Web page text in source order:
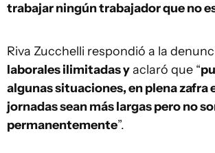
trabajar ningún trabajador que no
Riva Zucchelli respondió a la
laborales ilimitadas yaclaró que “
algunas situaciones, en plena zafra
jornadas sean más largas pero no
permanentemente”.